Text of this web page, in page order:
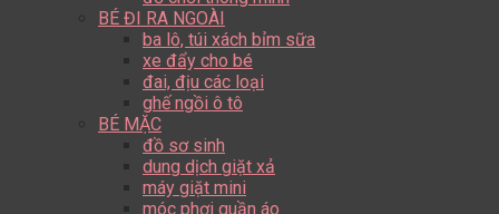
BÉ ĐI RA NGOÀI
ba lô, túi xách bỉm sữa
xe đẩy cho bé
đai, địu các loại
ghế ngồi ô tô
BÉ MẶC
đồ sơ sinh
dung dịch giặt xả
máy giặt mini
móc phơi quần áo